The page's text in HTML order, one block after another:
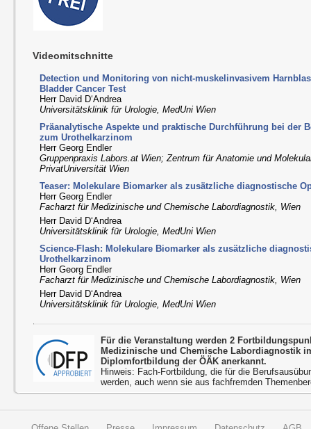
Videomitschnitte
Detection und Monitoring von nicht-muskelinvasivem
Bladder Cancer Test
Herr David D‘Andrea
Universitätsklinik für Urologie, MedUni Wien
Präanalytische Aspekte und praktische Durchführung bei der
zum Urothelkarzinom
Herr Georg Endler
Gruppenpraxis Labors.at Wien; Zentrum für Anatomie und
PrivatUniversität Wien
Teaser: Molekulare Biomarker als zusätzliche diagnostische
Herr Georg Endler
Facharzt für Medizinische und Chemische Labordiagnostik, Wien
Herr David D‘Andrea
Universitätsklinik für Urologie, MedUni Wien
Science-Flash: Molekulare Biomarker als zusätzliche
Urothelkarzinom
Herr Georg Endler
Facharzt für Medizinische und Chemische Labordiagnostik, Wien
Herr David D‘Andrea
Universitätsklinik für Urologie, MedUni Wien
Für die Veranstaltung werden 2
Medizinische und Chemische Labordiagnostik
Diplomfortbildung der ÖÄK anerkannt.
Hinweis: Fach-Fortbildung, die für die
werden, auch wenn sie aus fachfremden